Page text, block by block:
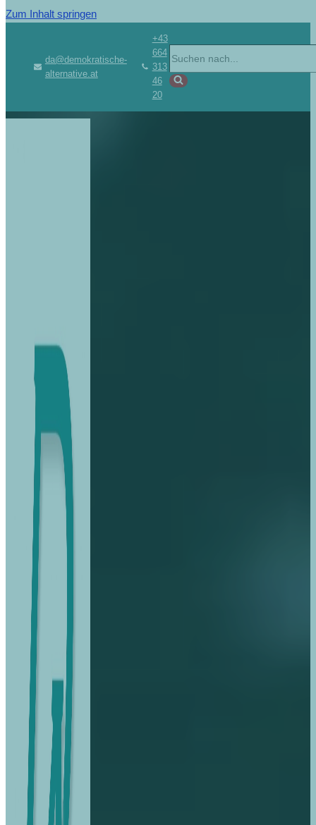
Zum Inhalt springen
da@demokratische-
alternative.at
+43
664
313
46
20